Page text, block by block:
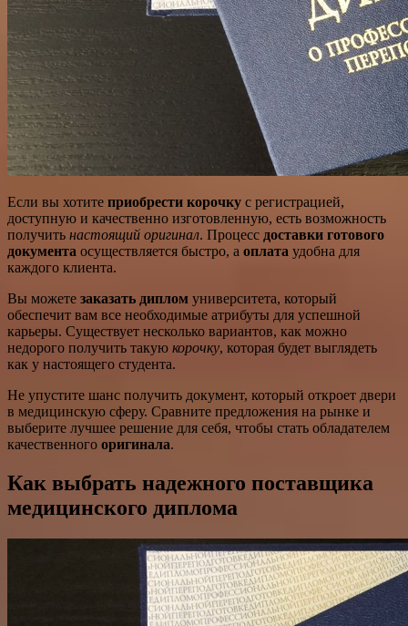
Если вы хотите приобрести корочку с регистрацией,
доступную и качественно изготовленную, есть возможность
получить настоящий оригинал. Процесс доставки готового
документа осуществляется быстро, а оплата удобна для
каждого клиента.
Вы можете заказать диплом университета, который
обеспечит вам все необходимые атрибуты для успешной
карьеры. Существует несколько вариантов, как можно
недорого получить такую корочку, которая будет выглядеть
как у настоящего студента.
Не упустите шанс получить документ, который откроет двери
в медицинскую сферу. Сравните предложения на рынке и
выберите лучшее решение для себя, чтобы стать обладателем
качественного оригинала.
Как выбрать надежного поставщика
медицинского диплома